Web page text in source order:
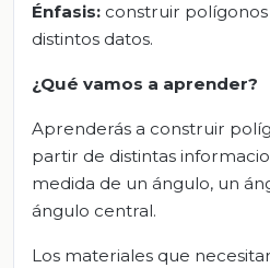
Énfasis: construir
distintos datos.
¿Qué vamos a aprender?
Aprenderás a construir
partir de distintas
medida de un ángulo, un
ángulo central.
Los materiales que